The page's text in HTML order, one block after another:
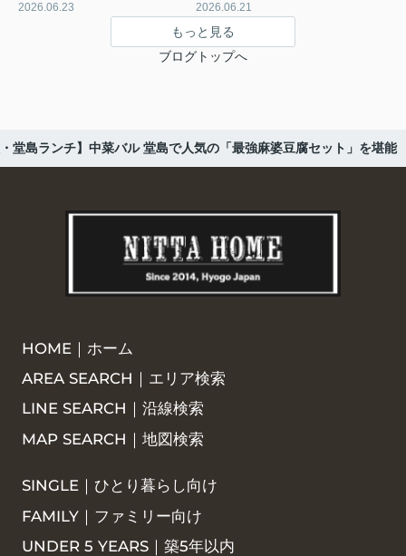
2026.06.23 2026.06.21
もっと見る
ブログトップへ
堂島ランチ】中菜バル 堂島で人気の「最強麻婆豆腐セット」を堪能
HOME｜ホーム
AREA SEARCH｜エリア検索
LINE SEARCH｜沿線検索
MAP SEARCH｜地図検索
SINGLE｜ひとり暮らし向け
FAMILY｜ファミリー向け
UNDER 5 YEARS｜築5年以内